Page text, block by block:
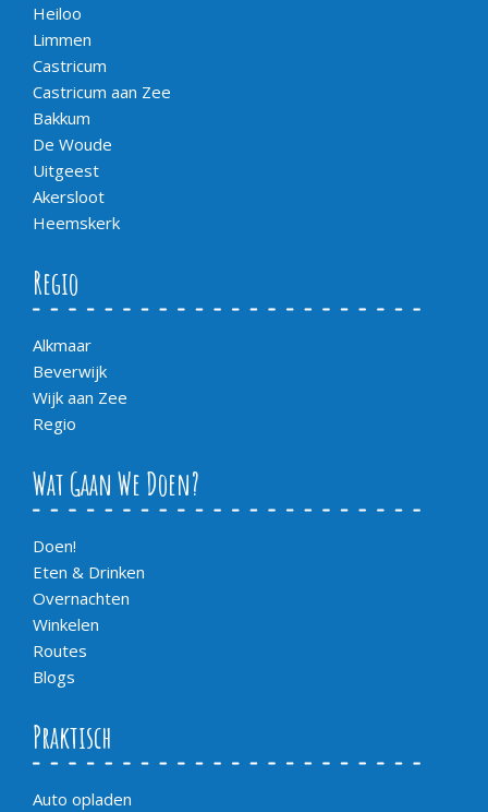
Heiloo
Limmen
Castricum
Castricum aan Zee
Bakkum
De Woude
Uitgeest
Akersloot
Heemskerk
Regio
Alkmaar
Beverwijk
Wijk aan Zee
Regio
Wat Gaan We Doen?
Doen!
Eten & Drinken
Overnachten
Winkelen
Routes
Blogs
Praktisch
Auto opladen